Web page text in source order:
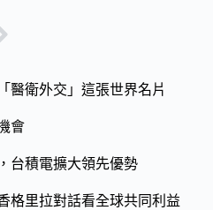
醫衛外交」這張世界名片
會
台積電擴大領先優勢
格里拉對話看全球共同利益